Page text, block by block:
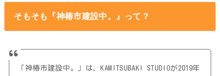
そもそも『神椿市建設中。』って？
「神椿市建設中。」は、KAMITSUBAKI STUDIOが2019年